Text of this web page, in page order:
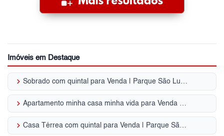
Imóveis em Destaque
keyboard_arrow_right Sobrado com quintal para Venda | Parque São Lucas
keyboard_arrow_right Apartamento minha casa minha vida para Venda | Parque São Lucas
keyboard_arrow_right Casa Térrea com quintal para Venda | Parque São Lucas